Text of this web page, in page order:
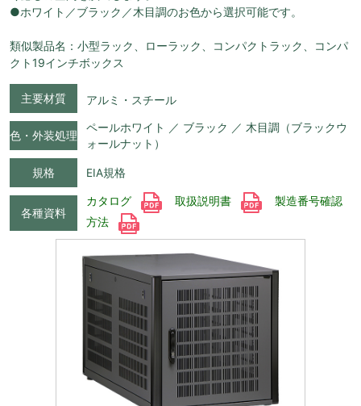
●ホワイト／ブラック／木目調のお色から選択可能です。
類似製品名：小型ラック、ローラック、コンパクトラック、コンパ
クト19インチボックス
主要材質 アルミ・スチール
色・外装処理
ペールホワイト ／ ブラック ／ 木目調（ブラックウ
ォールナット）
規格 EIA規格
各種資料
カタログ 取扱説明書
製造番号確認
方法